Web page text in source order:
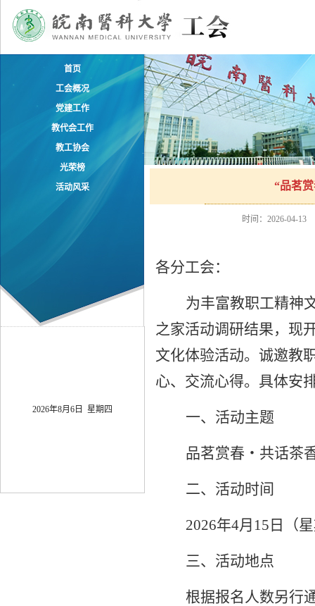
首页
工会概况
党建工作
教代会工作
教工协会
光荣榜
活动风采
2026年8月6日 星期四
“品茗
时间：2026-04-13
各分工会：
为丰富教职工精神
之家活动调研结果，现
文化体验活动。诚邀教
心、交流心得。具体安
一、活动主题
品茗赏春・共话茶
二、活动时间
2026年4月15日（
三、活动地点
根据报名人数另行